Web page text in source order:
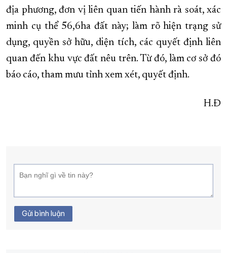
địa phương, đơn vị liên quan tiến hành rà soát, xác
minh cụ thể 56,6ha đất này; làm rõ hiện trạng sử
dụng, quyền sở hữu, diện tích, các quyết định liên
quan đến khu vực đất nêu trên. Từ đó, làm cơ sở đó
báo cáo, tham mưu tỉnh xem xét, quyết định.
H.Đ
Gửi bình luận